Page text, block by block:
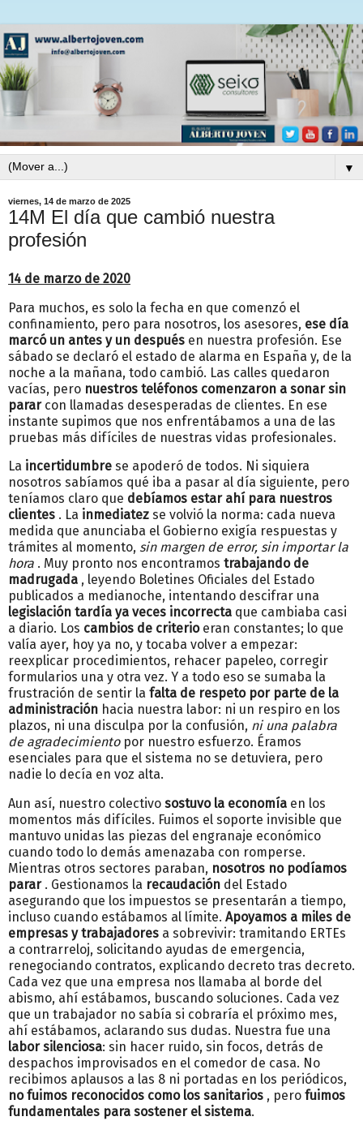
▼
viernes, 14 de marzo de 2025
14M El día que cambió nuestra
profesión
14 de marzo de 2020
Para muchos, es solo la fecha en que comenzó el
confinamiento, pero para nosotros, los asesores, ese día
marcó un antes y un después en nuestra profesión. Ese
sábado se declaró el estado de alarma en España y, de la
noche a la mañana, todo cambió. Las calles quedaron
vacías, pero nuestros teléfonos comenzaron a sonar sin
pararcon llamadas desesperadas de clientes. En ese
instante supimos que nos enfrentábamos a una de las
pruebas más difíciles de nuestras vidas profesionales.
La incertidumbre se apoderó de todos. Ni siquiera
nosotros sabíamos qué iba a pasar al día siguiente, pero
teníamos claro que debíamos estar ahí para nuestros
clientes . La inmediatez se volvió la norma: cada nueva
medida que anunciaba el Gobierno exigía respuestas y
trámites al momento, sin margen de error, sin importar la
hora . Muy pronto nos encontramos trabajando de
madrugada , leyendo Boletines Oficiales del Estado
publicados a medianoche, intentando descifrar una
legislación tardía ya veces incorrecta que cambiaba casi
a diario. Los cambios de criterioeran constantes; lo que
valía ayer, hoy ya no, y tocaba volver a empezar:
reexplicar procedimientos, rehacer papeleo, corregir
formularios una y otra vez. Y a todo eso se sumaba la
frustración de sentir la falta de respeto por parte de la
administración hacia nuestra labor: ni un respiro en los
plazos, ni una disculpa por la confusión, ni una palabra
de agradecimientopor nuestro esfuerzo. Éramos
esenciales para que el sistema no se detuviera, pero
nadie lo decía en voz alta.
Aun así, nuestro colectivo sostuvo la economía en los
momentos más difíciles. Fuimos el soporte invisible que
mantuvo unidas las piezas del engranaje económico
cuando todo lo demás amenazaba con romperse.
Mientras otros sectores paraban, nosotros no podíamos
parar. Gestionamos la recaudación del Estado
asegurando que los impuestos se presentarán a tiempo,
incluso cuando estábamos al límite. Apoyamos a miles de
empresas y trabajadores a sobrevivir: tramitando ERTEs
a contrarreloj, solicitando ayudas de emergencia,
renegociando contratos, explicando decreto tras decreto.
Cada vez que una empresa nos llamaba al borde del
abismo, ahí estábamos, buscando soluciones. Cada vez
que un trabajador no sabía si cobraría el próximo mes,
ahí estábamos, aclarando sus dudas. Nuestra fue una
labor silenciosa: sin hacer ruido, sin focos, detrás de
despachos improvisados ​​en el comedor de casa. No
recibimos aplausos a las 8 ni portadas en los periódicos,
no fuimos reconocidos como los sanitarios , pero fuimos
fundamentales para sostener el sistema.